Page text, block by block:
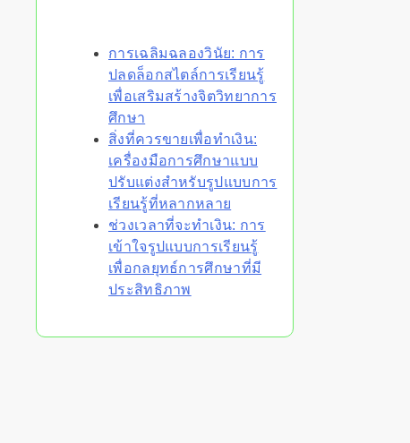
การเฉลิมฉลองวินัย: การ
ปลดล็อกสไตล์การเรียนรู้
เพื่อเสริมสร้างจิตวิทยาการ
ศึกษา
สิ่งที่ควรขายเพื่อทำเงิน:
เครื่องมือการศึกษาแบบ
ปรับแต่งสำหรับรูปแบบการ
เรียนรู้ที่หลากหลาย
ช่วงเวลาที่จะทำเงิน: การ
เข้าใจรูปแบบการเรียนรู้
เพื่อกลยุทธ์การศึกษาที่มี
ประสิทธิภาพ